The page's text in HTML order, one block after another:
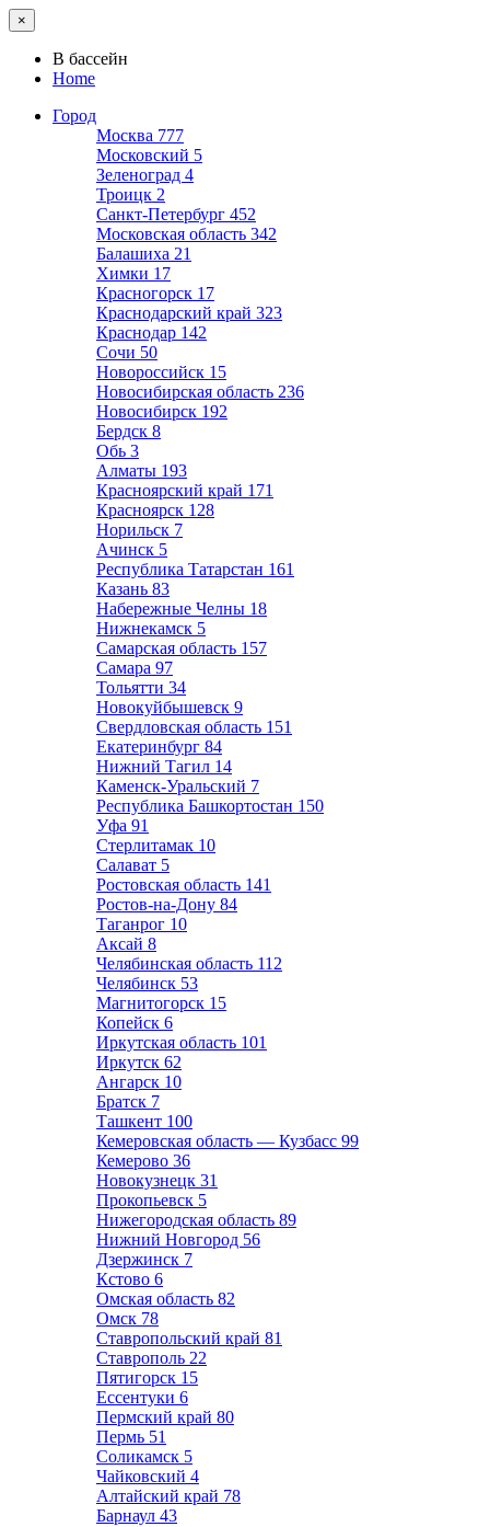
×
В бассейн
Home
Город
Москва 777
Московский 5
Зеленоград 4
Троицк 2
Санкт-Петербург 452
Московская область 342
Балашиха 21
Химки 17
Красногорск 17
Краснодарский край 323
Краснодар 142
Сочи 50
Новороссийск 15
Новосибирская область 236
Новосибирск 192
Бердск 8
Обь 3
Алматы 193
Красноярский край 171
Красноярск 128
Норильск 7
Ачинск 5
Республика Татарстан 161
Казань 83
Набережные Челны 18
Нижнекамск 5
Самарская область 157
Самара 97
Тольятти 34
Новокуйбышевск 9
Свердловская область 151
Екатеринбург 84
Нижний Тагил 14
Каменск-Уральский 7
Республика Башкортостан 150
Уфа 91
Стерлитамак 10
Салават 5
Ростовская область 141
Ростов-на-Дону 84
Таганрог 10
Аксай 8
Челябинская область 112
Челябинск 53
Магнитогорск 15
Копейск 6
Иркутская область 101
Иркутск 62
Ангарск 10
Братск 7
Ташкент 100
Кемеровская область — Кузбасс 99
Кемерово 36
Новокузнецк 31
Прокопьевск 5
Нижегородская область 89
Нижний Новгород 56
Дзержинск 7
Кстово 6
Омская область 82
Омск 78
Ставропольский край 81
Ставрополь 22
Пятигорск 15
Ессентуки 6
Пермский край 80
Пермь 51
Соликамск 5
Чайковский 4
Алтайский край 78
Барнаул 43